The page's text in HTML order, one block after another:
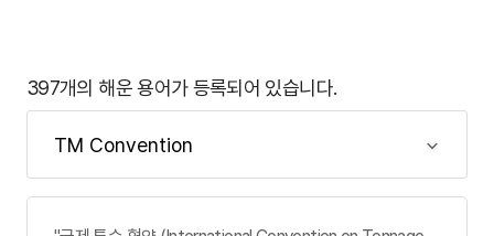
397개의 해운 용어가 등록되어 있습니다.